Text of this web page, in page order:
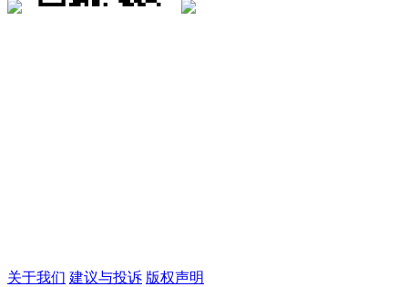
关于我们 建议与投诉 版权声明